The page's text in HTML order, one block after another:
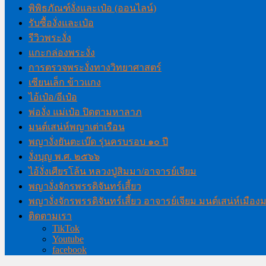
พิพิธภัณฑ์งั่งและเป๋อ (ออนไลน์)
รับซื้องั่งและเป๋อ
รีวิวพระงั่ง
แกะกล่องพระงั่ง
การตรวจพระงั่งทางวิทยาศาสตร์
เซียนเล็ก ข้าวแกง
ไอ้เป๋อ/อีเป๋อ
พ่องั่ง แม่เป๋อ ปิดตามหาลาภ
มนต์เสน่ห์พญาเต่าเรือน
พญางั่งยันตะเบ๊ด รุ่นครบรอบ ๑๐ ปี
งั่งบุญ พ.ศ. ๒๕๖๖
ไอ้งั่งเศียรโล้น หลวงปู่สิมมา/อาจารย์เจียม
พญางั่งจักรพรรดิจันทร์เสี้ยว
พญางั่งจักรพรรดิจันทร์เสี้ยว อาจารย์เจียม มนต์เสน่ห์เมือง
ติดตามเรา
TikTok
Youtube
facebook